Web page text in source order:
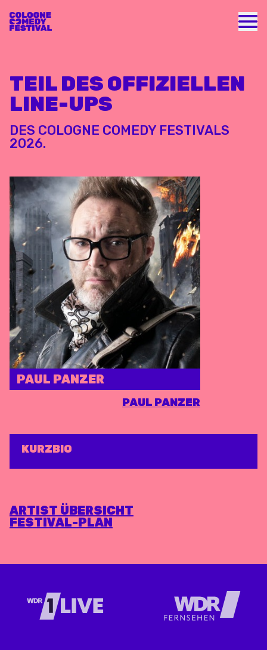
TEIL DES OFFIZIELLEN
LINE-UPS
DES COLOGNE COMEDY FESTIVALS
2026.
KURZBIO
PAUL PANZER
PAUL PANZER
ARTIST ÜBERSICHT
FESTIVAL-PLAN